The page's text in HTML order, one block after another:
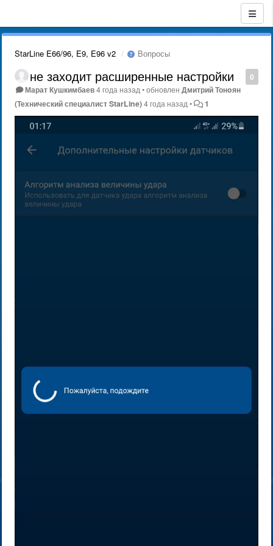
StarLine E66/96, E9, E96 v2 Вопросы
0
не заходит расширенные настройки
Марат Кушкимбаев4 года назад•обновленДмитрий Тонoян
(Технический специалист StarLine)4 года назад• 1